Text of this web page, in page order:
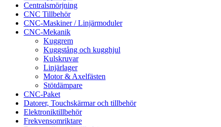
Centralsmörjning
CNC Tillbehör
CNC-Maskiner / Linjärmoduler
CNC-Mekanik
Kuggrem
Kuggstång och kugghjul
Kulskruvar
Linjärlager
Motor & Axelfästen
Stötdämpare
CNC-Paket
Datorer, Touchskärmar och tillbehör
Elektroniktillbehör
Frekvensomriktare